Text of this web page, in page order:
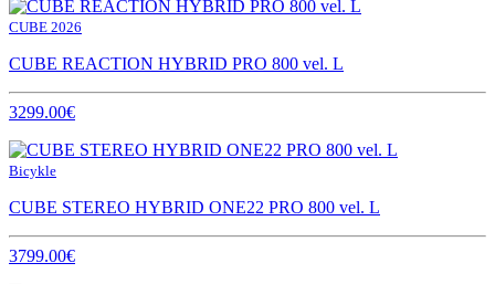
CUBE 2026
CUBE REACTION HYBRID PRO 800 vel. L
3299.00€
Bicykle
CUBE STEREO HYBRID ONE22 PRO 800 vel. L
3799.00€